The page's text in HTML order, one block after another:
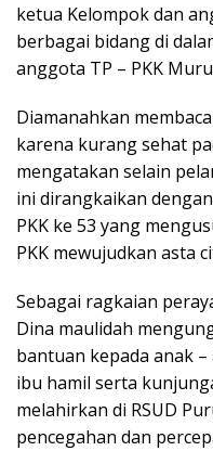
ketua Kelompok dan
berbagai bidang di
anggota TP – PKK
Diamanahkan
karena kurang sehat
mengatakan selain
ini dirangkaikan
PKK ke 53 yang
PKK mewujudkan asta
Sebagai ragkaian
Dina maulidah
bantuan kepada anak
ibu hamil serta
melahirkan di RSUD
pencegahan dan